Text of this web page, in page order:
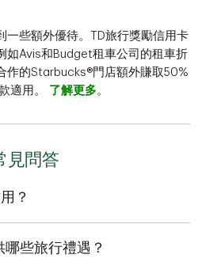
一些額外優待。TD旅行獎勵信用卡
如Avis和Budget租車公司的租車折
作的Starbucks®門店額外賺取50%
適用。
了解更多。
見問答
？
卡一樣，但旅行信用卡為旅行
勵積分，並為他們提供旅行相
些旅行禮遇？